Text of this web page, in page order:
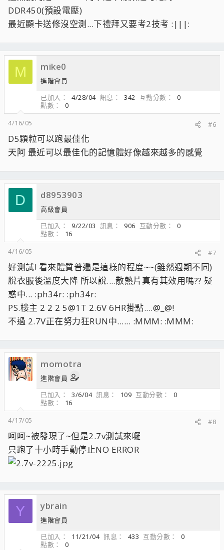
DDR450(預設電壓)
最近顯卡送修沒空測...下禮拜又要考2技考 :|||:
M mike0
進階會員
已加入
4/28/04 訊息 342 互動分數
0
點數
0
4/16/05
#6
D5顆粒可以跑最佳化
天阿 最近可以最佳化的記憶體好像越來越多的感覺
D d8953903
高級會員
已加入
9/22/03 訊息 906 互動分數
0
點數
16
4/16/05
#7
好測試! 看來體質普遍是這樣的程度~~(雖然週期不同)
脫衣服後溫度大降 所以說....散熱片真有其效用嗎?? 疑
惑中... :ph34r: :ph34r:
PS.樓主 2 2 2 5@1T 2.6V 6HR掛點....@_@!
不過 2.7V正在努力狂RUN中...... :MMM: :MMM:
momotra
進階會員
已加入
3/6/04 訊息 109 互動分數
0
點數
16
4/17/05
#8
呵呵~被發現了~但是2.7v測試來囉
只跑了十小時手動停止NO ERROR
Y ybrain
進階會員
已加入
11/21/04 訊息 433 互動分數
0
點數
0